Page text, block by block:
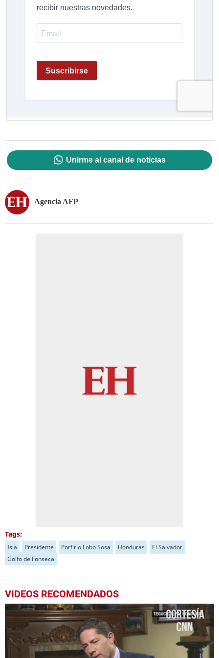
Unirme al canal de noticias
Agencia AFP
Tags:
Isla Presidente Porfirio Lobo Sosa Honduras
El Salvador
Golfo de Fonseca
VIDEOS RECOMENDADOS